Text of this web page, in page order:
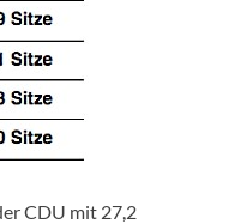
CDU mit 27,2